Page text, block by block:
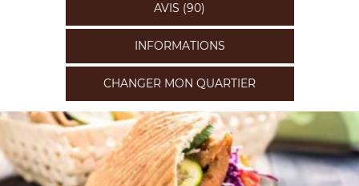
AVIS (90)
INFORMATIONS
CHANGER MON QUARTIER